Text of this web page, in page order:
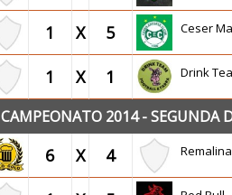
1 X 5 Ceser
1 X 1 Drink
CAMPEONATO 2014 - SEGUNDA
6 X 4 Remalina